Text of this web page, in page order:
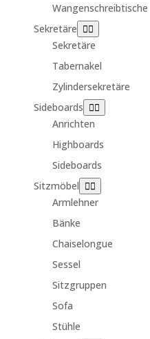
Wangenschreibtische
Sekretäre
Sekretäre
Tabernakel
Zylindersekretäre
Sideboards
Anrichten
Highboards
Sideboards
Sitzmöbel
Armlehner
Bänke
Chaiselongue
Sessel
Sitzgruppen
Sofa
Stühle